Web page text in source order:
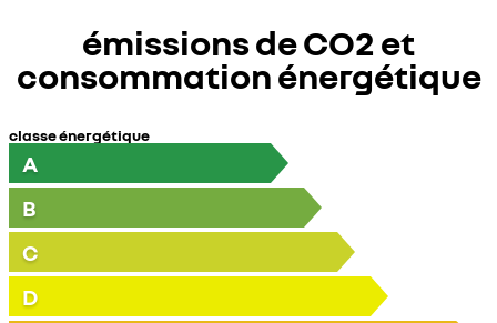
émissions de CO2 et
consommation énergétique
classe énergétique
A
B
C
D